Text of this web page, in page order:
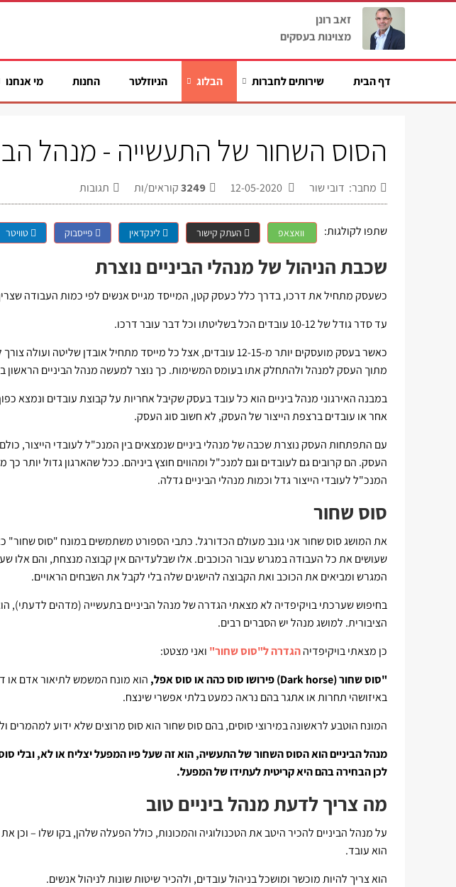
זאב רונן
מצוינות בעסקים
דף הבית שירותים לחברות הבלוג הניוזלטר החנות מי אנחנו
הסוס השחור של התעשייה - מנהל
מחבר: דובי שור 3249קוראים/ות תגובות
שתפו לקולגות: וואצאפ העתק קישור לינקדאין פייסבוק טוויטר
שכבת הניהול של מנהלי הביניים נוצרת
כשעסק מתחיל את דרכו, בדרך כלל כעסק קטן, המייסד מגייס אנשים לפי כמות העבודה
עד סדר גודל של 10-12 עובדים הכל בשליטתו וכל דבר עובר דרכו.
כאשר בעסק מועסקים יותר מ-12-15 עובדים, אצל כל מייסד מתחיל אובדן
מתוך העסק למנהל ולהתחלק אתו בעומס המשימות. כך נוצר למעשה מנהל הביניים הראשון
במבנה האירגוני מנהל ביניים הוא כל עובד בעסק שקיבל אחריות על קבוצת עובדים ונמצא
אחר או עובדים ברצפת הייצור של העסק, לא חשוב סוג העסק.
עם התפתחות העסק נוצרת שכבה של מנהלי ביניים שנמצאים בין המנכ"ל לעובדי הייצור,
העסק. הם קרובים גם לעובדים וגם למנכ"ל ומהווים חוצץ ביניהם. ככל שהארגון גדול יותר כך
המנכ"ל לעובדי הייצור גדל וכמות מנהלי הביניים גדלה.
סוס שחור
את המושג סוס שחור אני גונב מעולם הכדורגל. כתבי הספורט משתמשים במונח "סוס
שעושים את כל העבודה במגרש עבור הכוכבים. אלו שבלעדיהם אין קבוצה מנצחת, והם אלו
המגרש ומביאים את הכוכב ואת הקבוצה להישגים שלה בלי לקבל את השבחים הראויים.
בחיפוש שערכתי בויקיפדיה לא מצאתי הגדרה של מנהל הביניים בתעשייה (מדהים לדעתי),
הציבורית. למושג מנהל יש הסברים רבים.
כן מצאתי בויקיפדיההגדרה ל"סוס שחור" ואני מצטט:
"סוס שחור (Dark horse) פירושו סוס כהה או סוס אפל,
הוא מונח המשמש לתיאור אדם או
באיזושהי תחרות או אתגר בהם נראה כמעט בלתי אפשרי שינצח.
המונח הוטבע לראשונה במירוצי סוסים, בהם סוס שחור הוא סוס מרוצים שלא ידוע למהמרים
מנהל הביניים הוא הסוס השחור של התעשיה, הוא זה שעל פיו המפעל יצליח או לא, ובלי
לכן הבחירה בהם היא קריטית לעתידו של המפעל.
מה צריך לדעת מנהל ביניים טוב
על מנהל הביניים להכיר היטב את הטכנולוגיה והמכונות, כולל הפעלה שלהן, בקו שלו – וכן
הוא עובד.
הוא צריך להיות מוכשר ומושכל בניהול עובדים, ולהכיר שיטות שונות לניהול אנשים.